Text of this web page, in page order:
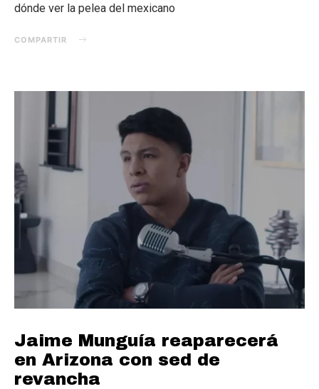
dónde ver la pelea del mexicano
COMPARTIR
Jaime Munguía reaparecerá
en Arizona con sed de
revancha